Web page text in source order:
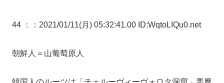
44 ： ：2021/01/11(月) 05:32:41.00 ID:WqtoLIQu0.net
朝鮮人＝山葡萄原人